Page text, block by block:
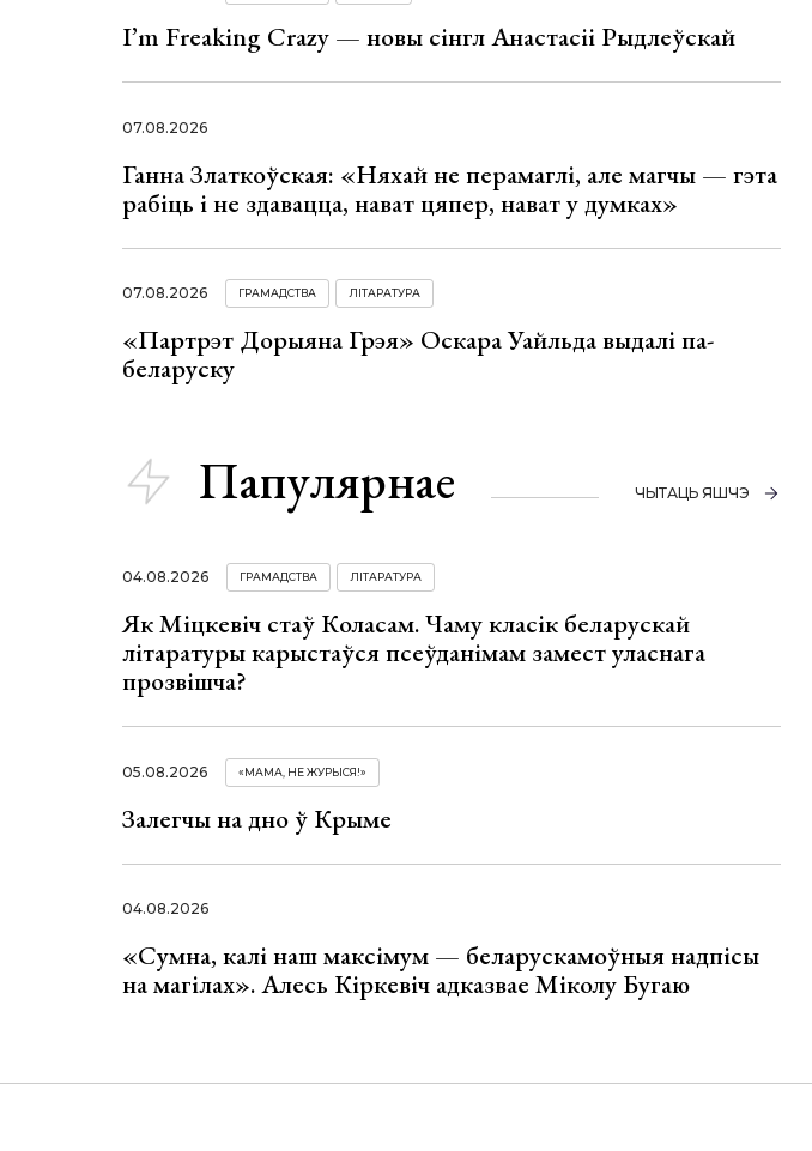
I’m Freaking Crazy — новы сінгл Анастасіі Рыдлеўскай
07.08.2026
Ганна Златкоўская: «Няхай не перамаглі, але магчы — гэта
рабіць і не здавацца, нават цяпер, нават у думках»
07.08.2026 ГРАМАДСТВА ЛІТАРАТУРА
«Партрэт Дорыяна Грэя» Оскара Уайльда выдалі па-
беларуску
Папулярнае ЧЫТАЦЬ ЯШЧЭ
04.08.2026 ГРАМАДСТВА ЛІТАРАТУРА
Як Міцкевіч стаў Коласам. Чаму класік беларускай
літаратуры карыстаўся псеўданімам замест уласнага
прозвішча?
05.08.2026 «МАМА, НЕ ЖУРЫСЯ!»
Залегчы на дно ў Крыме
04.08.2026
«Сумна, калі наш максімум — беларускамоўныя надпісы
на магілах». Алесь Кіркевіч адказвае Міколу Бугаю